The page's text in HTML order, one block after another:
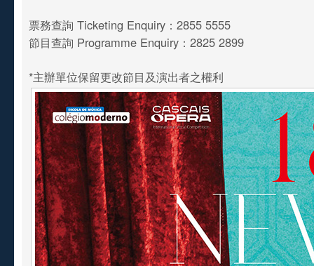
票務查詢 Ticketing Enquiry：2855 5555
節目查詢 Programme Enquiry：2825 2899
*主辦單位保留更改節目及演出者之權利